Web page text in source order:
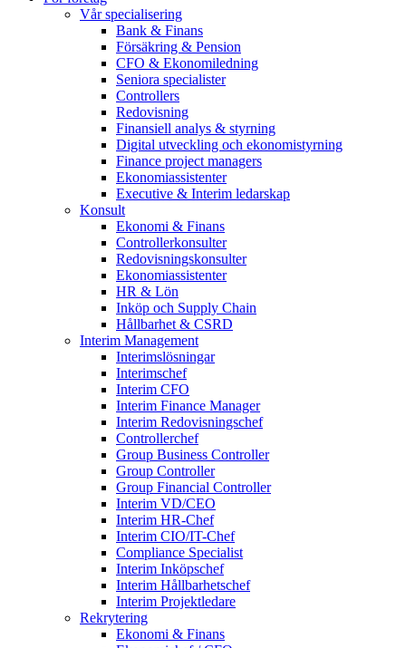
Vår specialisering
Bank & Finans
Försäkring & Pension
CFO & Ekonomiledning
Seniora specialister
Controllers
Redovisning
Finansiell analys & styrning
Digital utveckling och ekonomistyrning
Finance project managers
Ekonomiassistenter
Executive & Interim ledarskap
Konsult
Ekonomi & Finans
Controllerkonsulter
Redovisningskonsulter
Ekonomiassistenter
HR & Lön
Inköp och Supply Chain
Hållbarhet & CSRD
Interim Management
Interimslösningar
Interimschef
Interim CFO
Interim Finance Manager
Interim Redovisningschef
Controllerchef
Group Business Controller
Group Controller
Group Financial Controller
Interim VD/CEO
Interim HR-Chef
Interim CIO/IT-Chef
Compliance Specialist
Interim Inköpschef
Interim Hållbarhetschef
Interim Projektledare
Rekrytering
Ekonomi & Finans